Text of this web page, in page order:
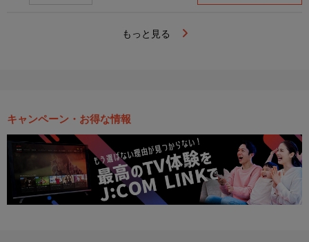
もっと見る
キャンペーン・お得な情報